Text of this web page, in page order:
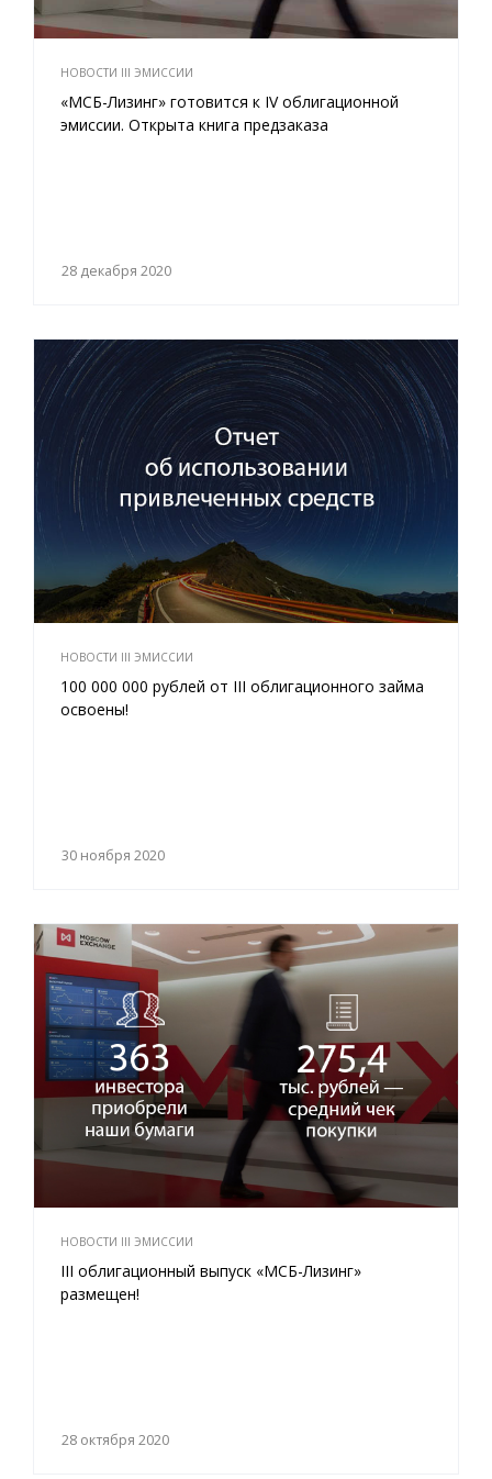
НОВОСТИ III ЭМИССИИ
«МСБ-Лизинг» готовится к IV облигационной
эмиссии. Открыта книга предзаказа
28 декабря 2020
НОВОСТИ III ЭМИССИИ
100 000 000 рублей от III облигационного займа
освоены!
30 ноября 2020
НОВОСТИ III ЭМИССИИ
III облигационный выпуск «МСБ-Лизинг»
размещен!
28 октября 2020